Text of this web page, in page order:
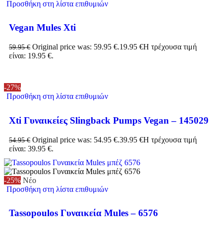
Προσθήκη στη λίστα επιθυμιών
Vegan Mules Xti
59.95€ Original price was: 59.95 €.19.95 €Η τρέχουσα τιμή
είναι: 19.95 €.
-27%
Προσθήκη στη λίστα επιθυμιών
Xti Γυναικείες Slingback Pumps Vegan – 145029
54.95€ Original price was: 54.95 €.39.95 €Η τρέχουσα τιμή
είναι: 39.95 €.
-25% Νέο
Προσθήκη στη λίστα επιθυμιών
Tassopoulos Γυναικεία Mules – 6576